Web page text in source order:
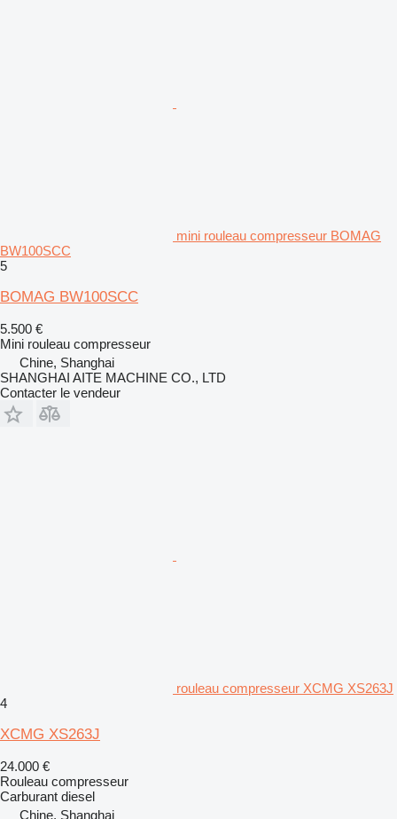
mini rouleau compresseur BOMAG
BW100SCC
5
BOMAG BW100SCC
5.500 €
Mini rouleau compresseur
Chine, Shanghai
SHANGHAI AITE MACHINE CO., LTD
Contacter le vendeur
rouleau compresseur XCMG XS263J
4
XCMG XS263J
24.000 €
Rouleau compresseur
Carburant diesel
Chine, Shanghai